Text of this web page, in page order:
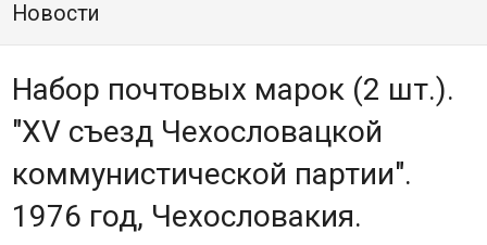
Новости
Набор почтовых марок (2 шт.).
"XV съезд Чехословацкой
коммунистической партии".
1976 год, Чехословакия.